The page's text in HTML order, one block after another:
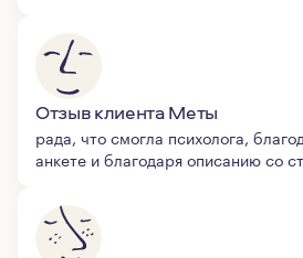
Отзыв клиента Меты
рада, что смогла психолога,
анкете и благодаря описанию со